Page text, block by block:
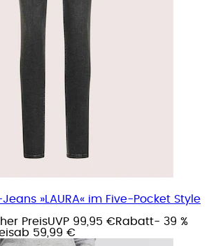
»LAURA« im Five-Pocket Style
PreisUVP 99,95 €Rabatt- 39 %
ab 59,99 €